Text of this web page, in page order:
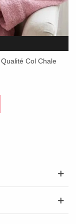
Col Chale